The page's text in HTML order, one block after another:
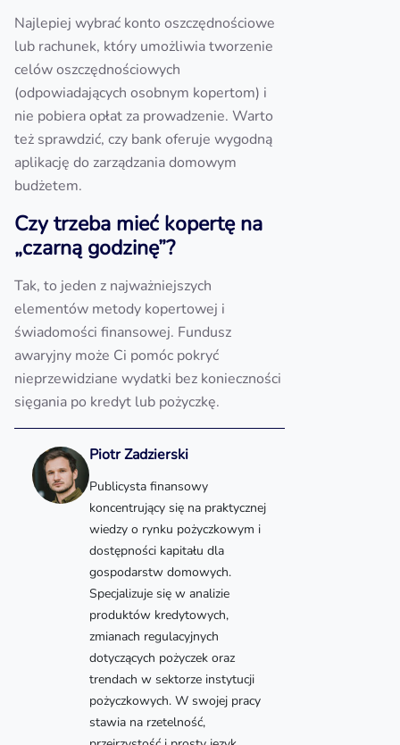
Najlepiej wybrać konto oszczędnościowe
lub rachunek, który umożliwia tworzenie
celów oszczędnościowych
(odpowiadających osobnym kopertom) i
nie pobiera opłat za prowadzenie. Warto
też sprawdzić, czy bank oferuje wygodną
aplikację do zarządzania domowym
budżetem.
Czy trzeba mieć kopertę na
„czarną godzinę”?
Tak, to jeden z najważniejszych
elementów metody kopertowej i
świadomości finansowej. Fundusz
awaryjny może Ci pomóc pokryć
nieprzewidziane wydatki bez konieczności
sięgania po kredyt lub pożyczkę.
Piotr Zadzierski
Publicysta finansowy
koncentrujący się na praktycznej
wiedzy o rynku pożyczkowym i
dostępności kapitału dla
gospodarstw domowych.
Specjalizuje się w analizie
produktów kredytowych,
zmianach regulacyjnych
dotyczących pożyczek oraz
trendach w sektorze instytucji
pożyczkowych. W swojej pracy
stawia na rzetelność,